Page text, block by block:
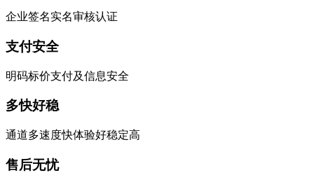
企业签名实名审核认证
支付安全
明码标价支付及信息安全
多快好稳
通道多速度快体验好稳定高
售后无忧